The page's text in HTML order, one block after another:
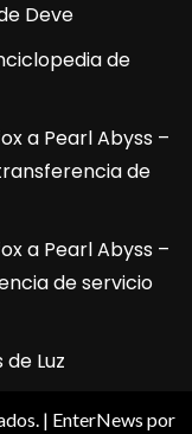
Deve
de
a Pearl Abyss –
de
a Pearl Abyss –
de servicio
Luz
| EnterNews por